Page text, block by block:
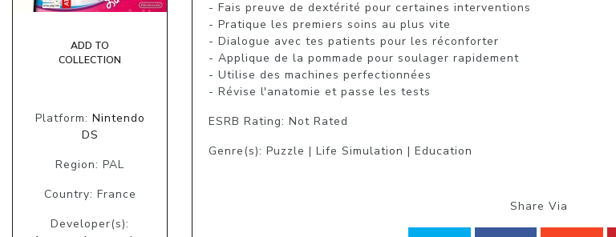
ADD TO
COLLECTION
Platform: Nintendo
DS
Region: PAL
Country: France
Developer(s):
- Fais preuve de dextérité pour certaines interventions
- Pratique les premiers soins au plus vite
- Dialogue avec tes patients pour les réconforter
- Applique de la pommade pour soulager rapidement
- Utilise des machines perfectionnées
- Révise l'anatomie et passe les tests
ESRB Rating: Not Rated
Genre(s): Puzzle | Life Simulation | Education
Share Via